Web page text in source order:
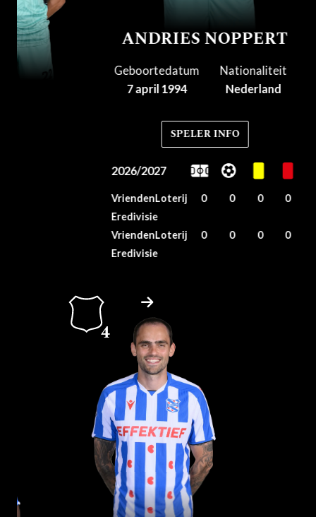
ANDRIES NOPPERT
Geboortedatum
7 april 1994
Nationaliteit
Nederland
SPELER INFO
2026/2027
VriendenLoterij
Eredivisie
0 0 0 0
VriendenLoterij
Eredivisie
0 0 0 0
4